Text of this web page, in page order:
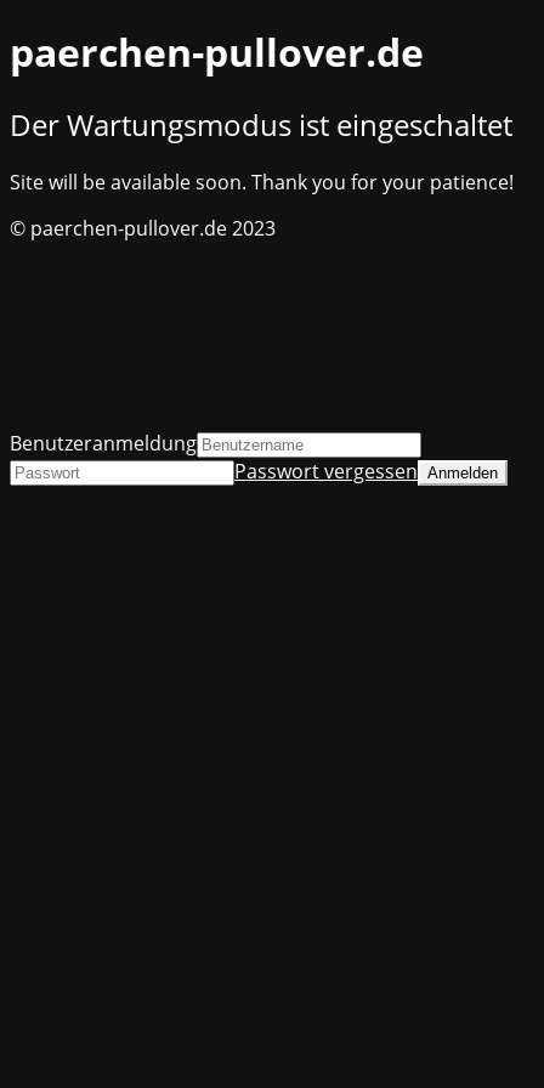
paerchen-pullover.de
Der Wartungsmodus ist eingeschaltet
Site will be available soon. Thank you for your patience!
© paerchen-pullover.de 2023
Benutzeranmeldung
Passwort vergessen